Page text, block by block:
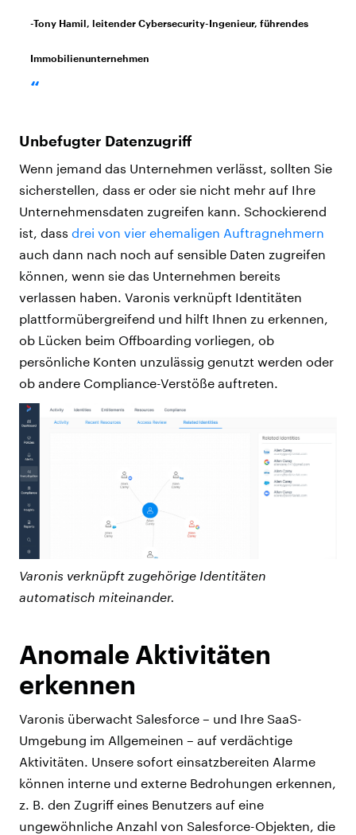
-Tony Hamil, leitender Cybersecurity-Ingenieur, führendes
Immobilienunternehmen
Unbefugter Datenzugriff
Wenn jemand das Unternehmen verlässt, sollten Sie
sicherstellen, dass er oder sie nicht mehr auf Ihre
Unternehmensdaten zugreifen kann. Schockierend
ist, dass drei von vier ehemaligen Auftragnehmern
auch dann nach noch auf sensible Daten zugreifen
können, wenn sie das Unternehmen bereits
verlassen haben. Varonis verknüpft Identitäten
plattformübergreifend und hilft Ihnen zu erkennen,
ob Lücken beim Offboarding vorliegen, ob
persönliche Konten unzulässig genutzt werden oder
ob andere Compliance-Verstöße auftreten.
Varonis verknüpft zugehörige Identitäten
automatisch miteinander.
Anomale Aktivitäten
erkennen
Varonis überwacht Salesforce – und Ihre SaaS-
Umgebung im Allgemeinen – auf verdächtige
Aktivitäten. Unsere sofort einsatzbereiten Alarme
können interne und externe Bedrohungen erkennen,
z. B. den Zugriff eines Benutzers auf eine
ungewöhnliche Anzahl von Salesforce-Objekten, die